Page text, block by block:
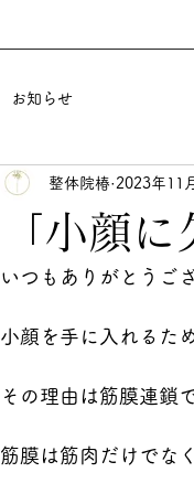
お知らせ
「小顔
整体院椿 2023年11
いつもありがとうご
小顔を手に入れるた
その理由は筋膜連鎖
筋膜は筋肉だけでな